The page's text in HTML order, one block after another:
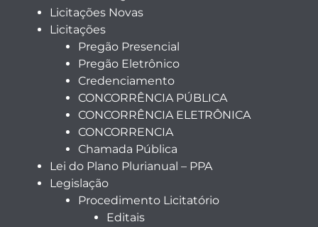
Licitações Novas
Licitações
Pregão Presencial
Pregão Eletrônico
Credenciamento
CONCORRÊNCIA PÚBLICA
CONCORRÊNCIA ELETRÔNICA
CONCORRENCIA
Chamada Pública
Lei do Plano Plurianual – PPA
Legislação
Procedimento Licitatório
Editais